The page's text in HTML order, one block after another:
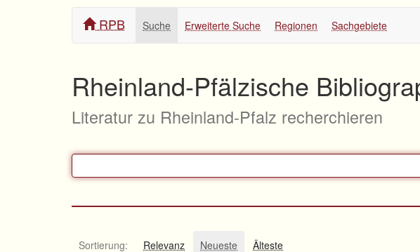
RPB Suche Erweiterte Suche Regionen Sachgebiete
Rheinland-Pfälzische
Literatur zu Rheinland-Pfalz recherchieren
Sortierung: Relevanz Neueste Älteste